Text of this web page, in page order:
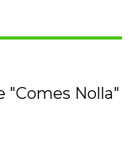
"Comes Nolla"